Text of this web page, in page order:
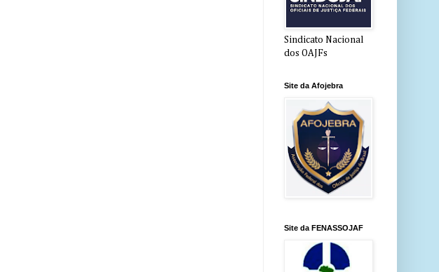
Sindicato Nacional
dos OAJFs
Site da Afojebra
Site da FENASSOJAF